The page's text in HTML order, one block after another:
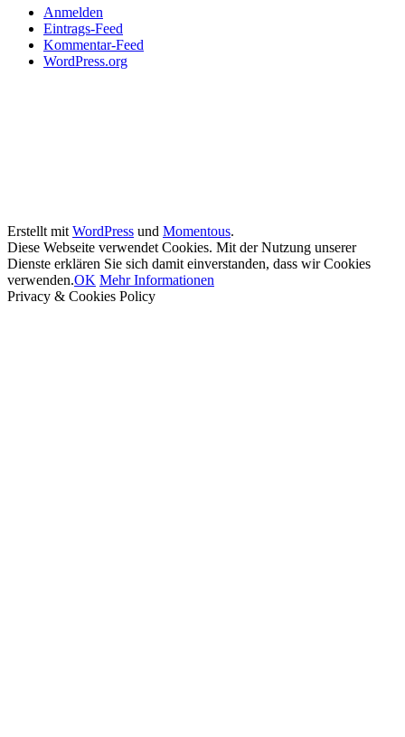
Anmelden
Eintrags-Feed
Kommentar-Feed
WordPress.org
Erstellt mit WordPress und Momentous.
Diese Webseite verwendet Cookies. Mit der Nutzung unserer
Dienste erklären Sie sich damit einverstanden, dass wir Cookies
verwenden.OK Mehr Informationen
Privacy & Cookies Policy